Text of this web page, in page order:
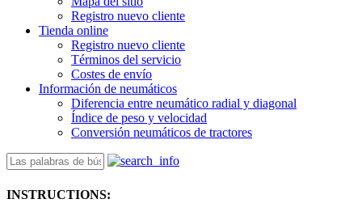
Registro nuevo cliente
Tienda online
Registro nuevo cliente
Términos del servicio
Costes de envío
Información de neumáticos
Diferencia entre neumático radial y diagonal
Índice de peso y velocidad
Conversión neumáticos de tractores
INSTRUCTIONS: